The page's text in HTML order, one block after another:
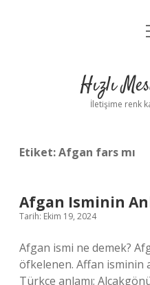
Hızlı
İletişime renk
Etiket:Afgan fars mı
Afgan Isminin
Tarih: Ekim 19, 2024
Afgan ismi ne demek?
öfkelenen. Affan isminin
Türkçe anlamı;